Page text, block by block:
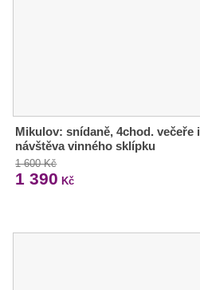
Mikulov: snídaně, 4chod. večeře i
návštěva vinného sklípku
1 600 Kč
1 390 Kč